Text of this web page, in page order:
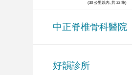
(30 公里以內, 共 22 筆)
中正脊椎骨科醫院
好韻診所